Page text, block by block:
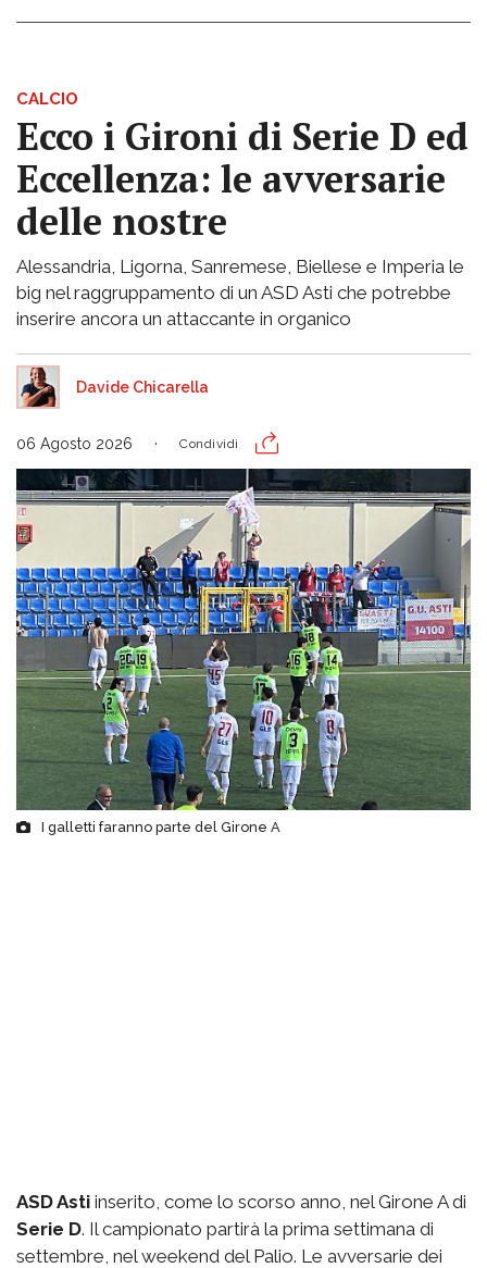
CALCIO
Ecco i Gironi di Serie D ed
Eccellenza: le avversarie
delle nostre
Alessandria, Ligorna, Sanremese, Biellese e Imperia le
big nel raggruppamento di un ASD Asti che potrebbe
inserire ancora un attaccante in organico
Davide Chicarella
06 Agosto 2026 Condividi
I galletti faranno parte del Girone A
ASD Asti inserito, come lo scorso anno, nel Girone A di
Serie D. Il campionato partirà la prima settimana di
settembre, nel weekend del Palio. Le avversarie dei